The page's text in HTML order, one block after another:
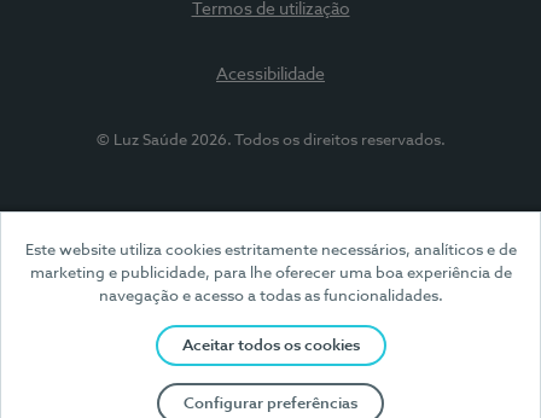
Este website utiliza cookies estritamente necessários, analíticos e de
marketing e publicidade, para lhe oferecer uma boa experiência de
navegação e acesso a todas as funcionalidades.
Aceitar todos os cookies
Configurar preferências
Termos de utilização
Acessibilidade
© Luz Saúde 2026. Todos os direitos reservados.